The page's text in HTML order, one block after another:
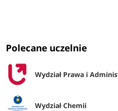
Polecane uczelnie
Wydział Prawa i
Wydział Chemii